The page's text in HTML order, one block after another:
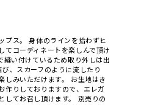
プス。 身体のラインを拾わずヒ
てコーディネートを楽しんで頂け
縫い付けているため取り外しは出
、スカーフのように流したり
しみいただけます。 お生地はき
作りしておりますので、エレガ
してお召し頂けます。 別売りの